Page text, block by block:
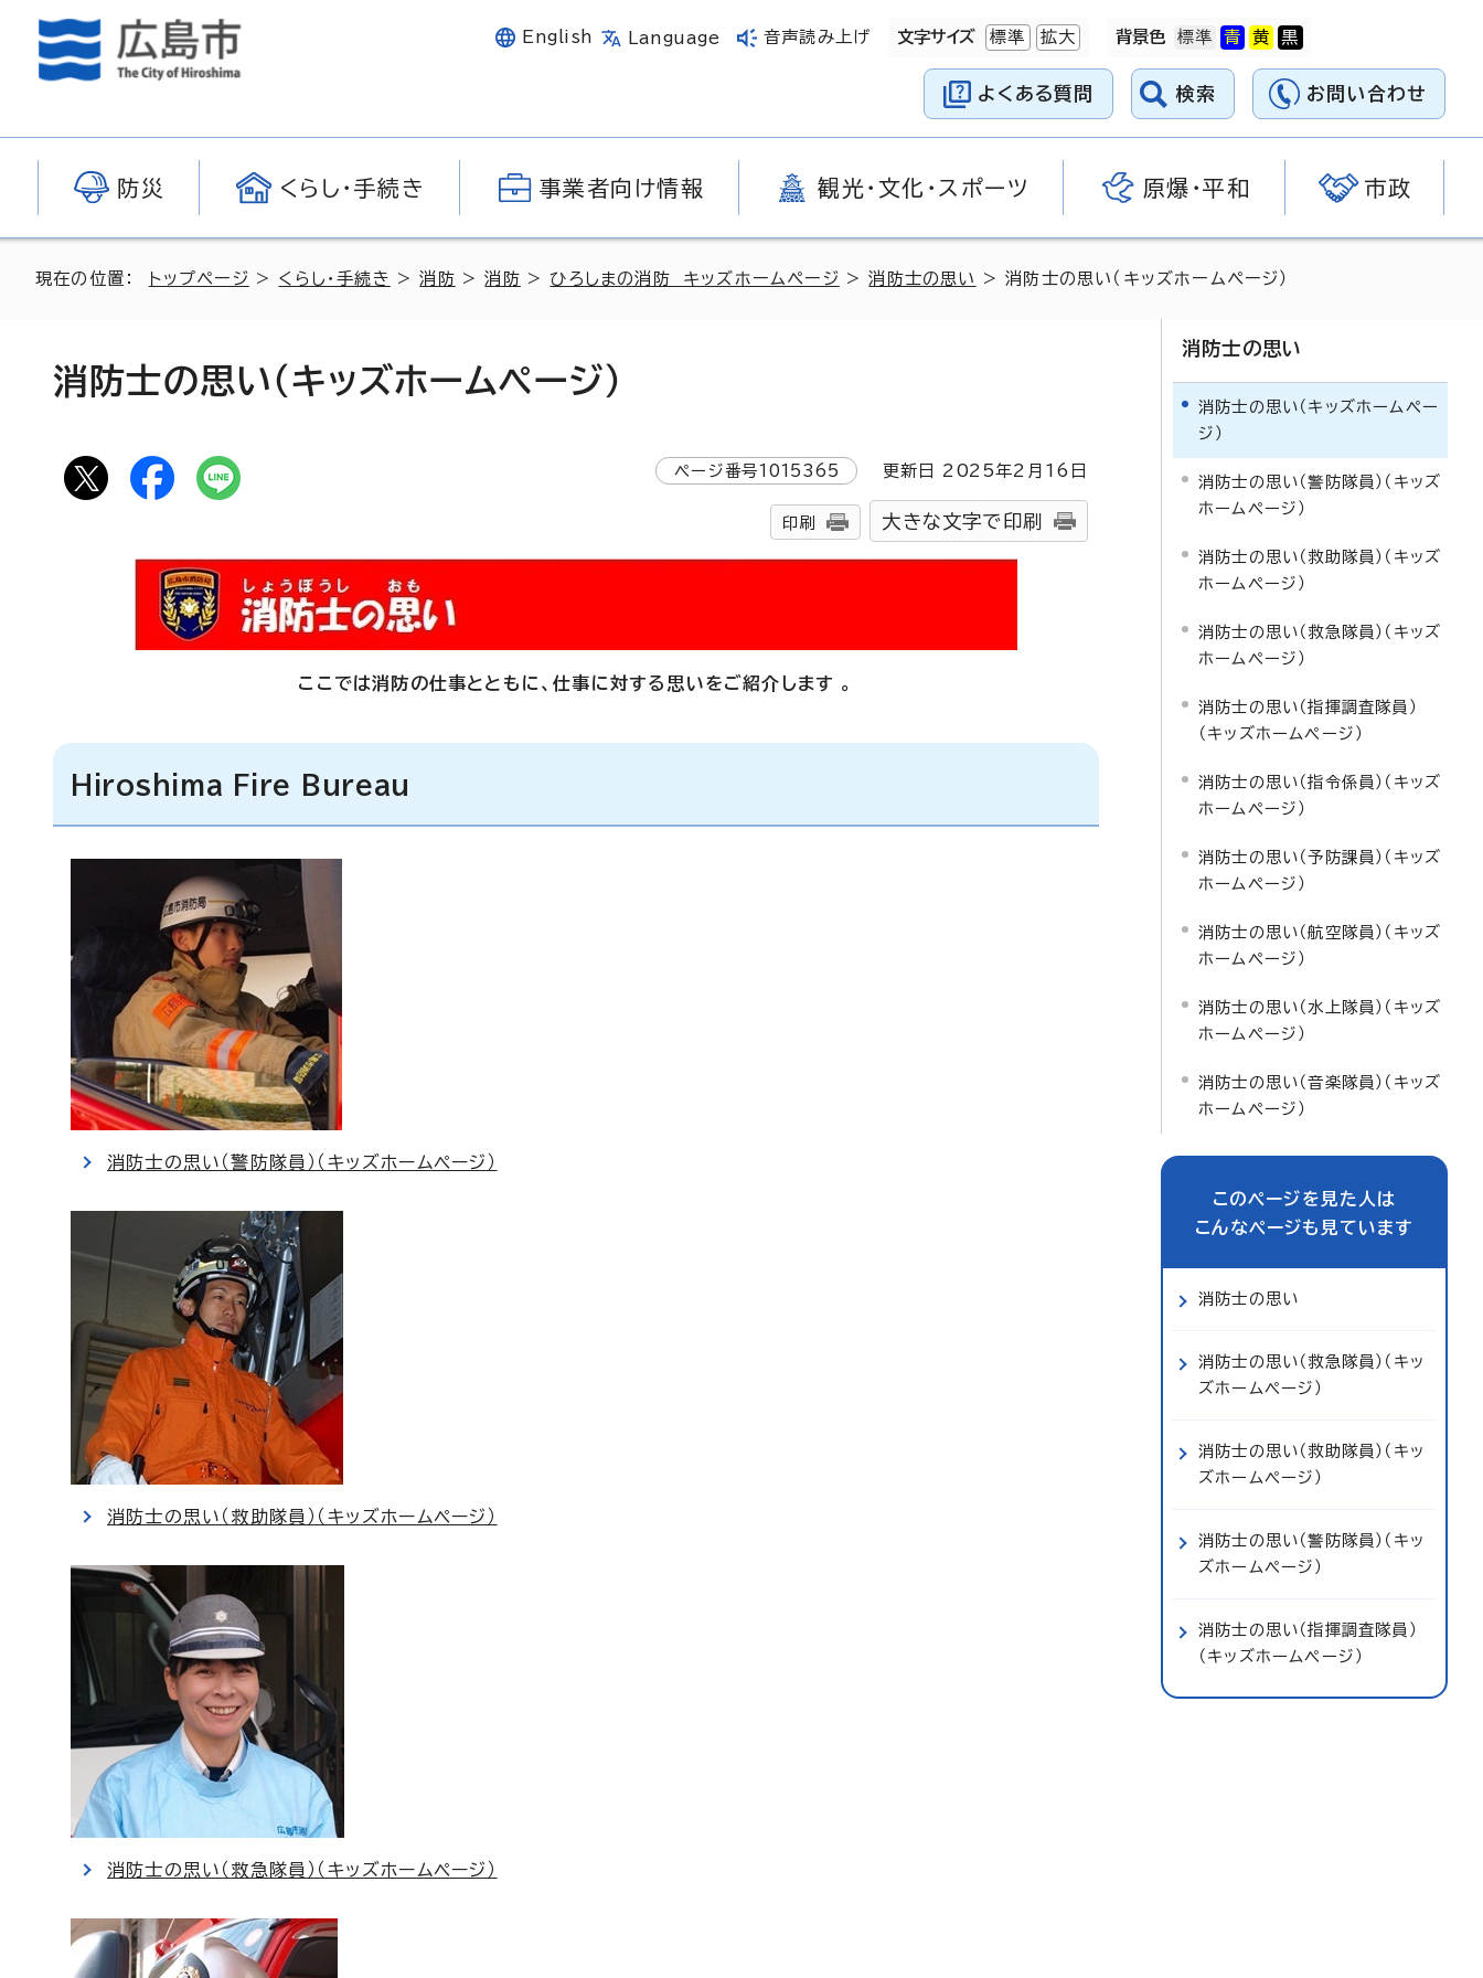
English Language 音声読み上げ 文字サイズ 標準 拡大 背景色
よくある質問 検索 お問い合わせ
防災 くらし・手続き 事業者向け情報 観光・文化・スポーツ 原爆・平和 市政
現在の位置： トップページ > くらし・手続き >消防 >消防 >ひろしまの消防 キッズホームページ >消防士の思い > 消防士の思い（キッズホームページ）
消防士の思い（キッズホームページ）
ページ番号1015365 更新日 2025年2月 16 日
印刷 大きな文字で印刷
ここでは消防の仕事とともに、仕事に対する思いをご紹介します 。
Hiroshima Fire Bureau
消防士の思い（警防隊員）（キッズホームページ）
消防士の思い（救助隊員）（キッズホームページ）
消防士の思い（救急隊員）（キッズホームページ）
消防士の思い
消防士の思い（キッズホームペー
ジ）
消防士の思い（警防隊員）（キッズ
ホームページ）
消防士の思い（救助隊員）（キッズ
ホームページ）
消防士の思い（救急隊員）（キッズ
ホームページ）
消防士の思い（指揮調査隊員）
（キッズホームページ）
消防士の思い（指令係員）（キッズ
ホームページ）
消防士の思い（予防課員）（キッズ
ホームページ）
消防士の思い（航空隊員）（キッズ
ホームページ）
消防士の思い（水上隊員）（キッズ
ホームページ）
消防士の思い（音楽隊員）（キッズ
ホームページ）
このページを見た人は
こんなページも見ています
消防士の思い
消防士の思い（救急隊員）（キッ
ズホームページ）
消防士の思い（救助隊員）（キッ
ズホームページ）
消防士の思い（警防隊員）（キッ
ズホームページ）
消防士の思い（指揮調査隊員）
（キッズホームページ）